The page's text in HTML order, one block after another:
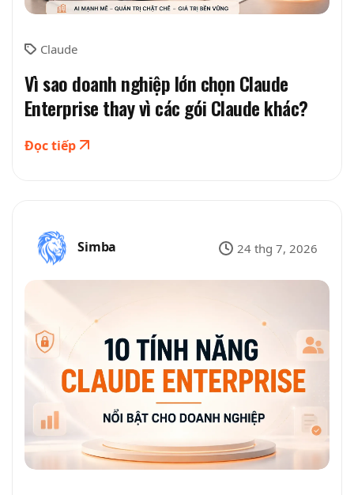
Claude
Vì sao doanh nghiệp lớn chọn Claude
Enterprise thay vì các gói Claude khác?
Đọc tiếp
Simba 24 thg 7, 2026